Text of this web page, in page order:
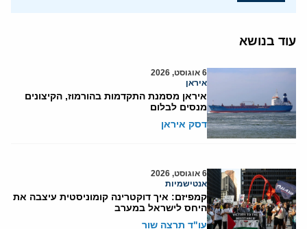
עוד בנושא
6 אוגוסט, 2026
איראן
איראן מסמנת התקדמות בהורמוז, הקיצונים
מנסים לבלום
דסק איראן
6 אוגוסט, 2026
אנטישמיות
קמפיזם: איך דוקטרינה קומוניסטית עיצבה את
היחס לישראל במערב
עו"ד תרצה שור